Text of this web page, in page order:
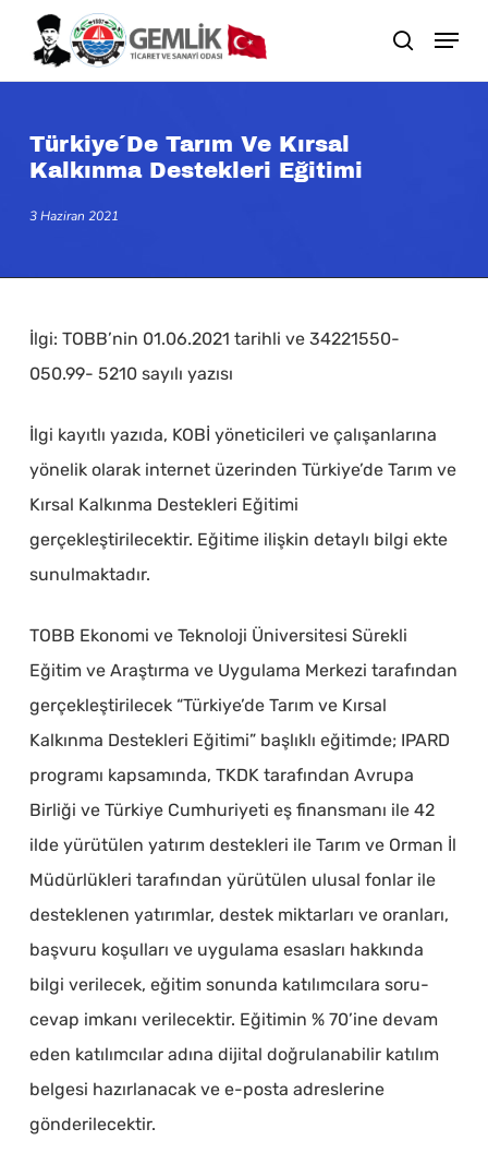
main
search
Türkiye´de Tarım Ve Kırsal
Kalkınma Destekleri Eğitimi
3 Haziran 2021
İlgi: TOBB’nin 01.06.2021 tarihli ve 34221550-
050.99- 5210 sayılı yazısı
İlgi kayıtlı yazıda, KOBİ yöneticileri ve çalışanlarına
yönelik olarak internet üzerinden Türkiye’de Tarım ve
Kırsal Kalkınma Destekleri Eğitimi
gerçekleştirilecektir. Eğitime ilişkin detaylı bilgi ekte
sunulmaktadır.
TOBB Ekonomi ve Teknoloji Üniversitesi Sürekli
Eğitim ve Araştırma ve Uygulama Merkezi tarafından
gerçekleştirilecek “Türkiye’de Tarım ve Kırsal
Kalkınma Destekleri Eğitimi” başlıklı eğitimde; IPARD
programı kapsamında, TKDK tarafından Avrupa
Birliği ve Türkiye Cumhuriyeti eş finansmanı ile 42
ilde yürütülen yatırım destekleri ile Tarım ve Orman İl
Müdürlükleri tarafından yürütülen ulusal fonlar ile
desteklenen yatırımlar, destek miktarları ve oranları,
başvuru koşulları ve uygulama esasları hakkında
bilgi verilecek, eğitim sonunda katılımcılara soru-
cevap imkanı verilecektir. Eğitimin % 70’ine devam
eden katılımcılar adına dijital doğrulanabilir katılım
belgesi hazırlanacak ve e-posta adreslerine
gönderilecektir.